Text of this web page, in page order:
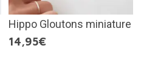
Hippo Gloutons miniature
14,95€